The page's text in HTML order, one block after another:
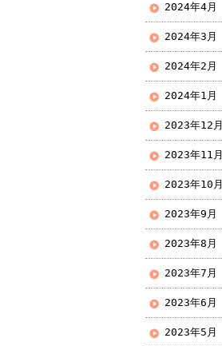
2024年4月
2024年3月
2024年2月
2024年1月
2023年12月
2023年11月
2023年10月
2023年9月
2023年8月
2023年7月
2023年6月
2023年5月